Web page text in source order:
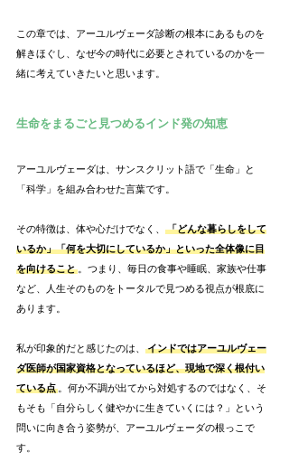
この章では、アーユルヴェーダ診断の根本にあるものを
解きほぐし、なぜ今の時代に必要とされているのかを一
緒に考えていきたいと思います。
生命をまるごと見つめるインド発の知恵
アーユルヴェーダは、サンスクリット語で「生命」と
「科学」を組み合わせた言葉です。
その特徴は、体や心だけでなく、
「どんな暮らしをして
いるか」「何を大切にしているか」といった全体像に目
を向けること 。つまり、毎日の食事や睡眠、家族や仕事
など、人生そのものをトータルで見つめる視点が根底に
あります。
私が印象的だと感じたのは、
インドではアーユルヴェー
ダ医師が国家資格となっているほど、現地で深く根付い
ている点 。何か不調が出てから対処するのではなく、そ
もそも「自分らしく健やかに生きていくには？」という
問いに向き合う姿勢が、アーユルヴェーダの根っこで
す。